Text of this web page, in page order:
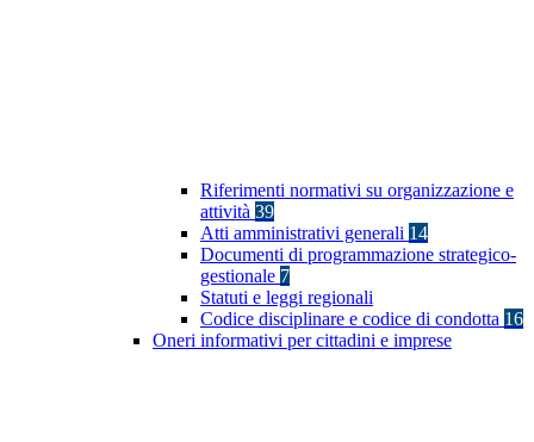
Riferimenti normativi su organizzazione e
attività 39
Atti amministrativi generali 14
Documenti di programmazione strategico-
gestionale 7
Statuti e leggi regionali
Codice disciplinare e codice di condotta 16
Oneri informativi per cittadini e imprese